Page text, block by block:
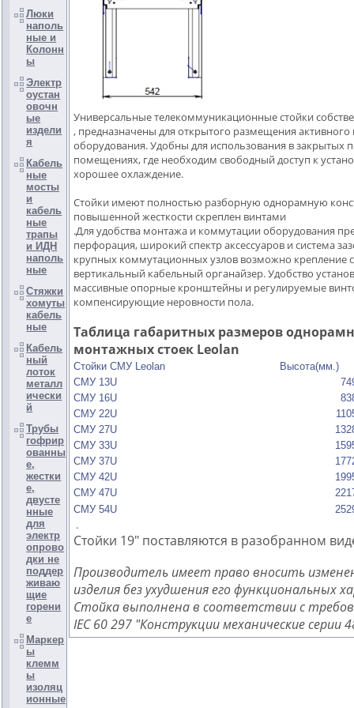
Люки
наполь
ные и
Колонн
ы
Электр
оустан
овочн
ые
издели
я
Кабель
ные
мосты
и
кабель
ные
трапы
и ИДН
наполь
ные
Стяжки
хомуты
кабель
ные
Кабель
ный
лоток
металл
ически
й
Трубы
гофрир
ованны
е,
жестки
е,
двусте
нные
для
электр
опрово
дки не
поддер
живаю
щие
горени
е
Маркер
ы
клемм
ы
изоляц
ионные
Универсальные телекоммуникационные стойки
, предназначены для открытого размещения активного
оборудования. Удобны для использования в закрытых
помещениях, где необходим свободный доступ к
хорошее охлаждение.
Стойки имеют полностью разборную однорамную
повышенной жесткости скреплен винтами
.Для удобства монтажа и коммутации оборудования
перфорация, широкий спектр аксессуаров и система
крупных коммутационных узлов возможно крепление
вертикальный кабельный органайзер. Удобство
массивные опорные кронштейны и регулируемые
компенсирующие неровности пола.
Таблица габаритных размеров
монтажных стоек Leolan
Стойки СМУ Leolan
Высота(мм.)
СМУ 13U
СМУ 16U
СМУ 22U
СМУ 27U
СМУ 33U
СМУ 37U
СМУ 42U
СМУ 47U
СМУ 54U
.
Стойки 19" поставляются в разобранном
Производитель имеет право вносить
изделия без ухудшения его функциональных
Стойка выполнена в соответствии с
IEC 60 297 "Конструкции механические серии